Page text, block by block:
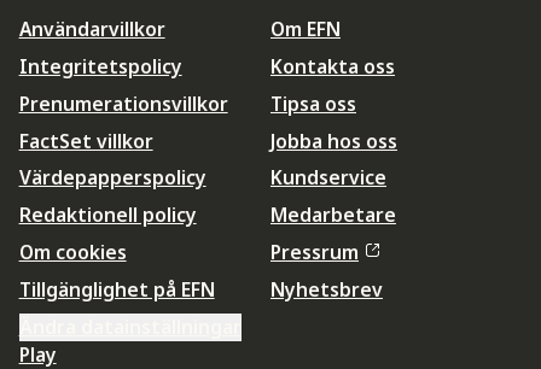
Användarvillkor
Integritetspolicy
Prenumerationsvillkor
FactSet villkor
Värdepapperspolicy
Redaktionell policy
Om cookies
Tillgänglighet på EFN
Om EFN
Kontakta oss
Tipsa oss
Jobba hos oss
Kundservice
Medarbetare
Pressrum
Nyhetsbrev
Play